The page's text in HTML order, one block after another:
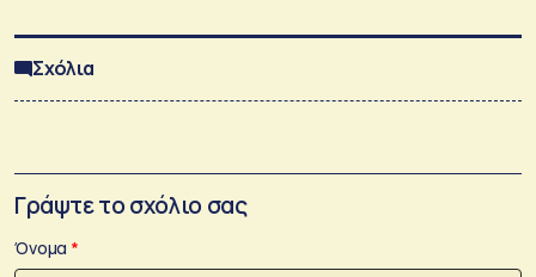
Σχόλια
Γράψτε το σχόλιο σας
Όνομα